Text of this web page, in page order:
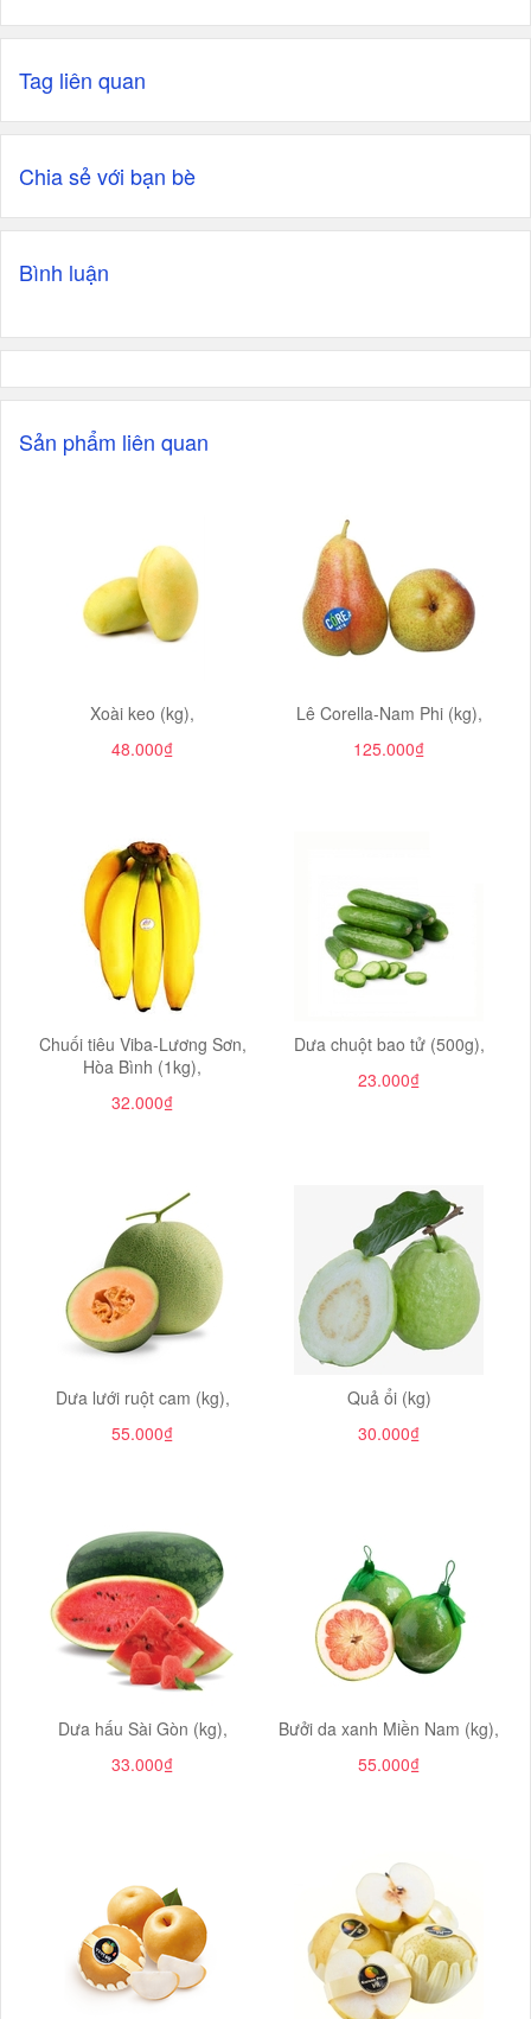
Tag liên quan
Chia sẻ với bạn bè
Bình luận
Sản phẩm liên quan
Xoài keo (kg),
48.000₫
Lê Corella-Nam Phi (kg),
125.000₫
Chuối tiêu Viba-Lương Sơn,
Hòa Bình (1kg),
32.000₫
Dưa chuột bao tử (500g),
23.000₫
Dưa lưới ruột cam (kg),
55.000₫
Quả ổi (kg)
30.000₫
Dưa hấu Sài Gòn (kg),
33.000₫
Bưởi da xanh Miền Nam (kg),
55.000₫